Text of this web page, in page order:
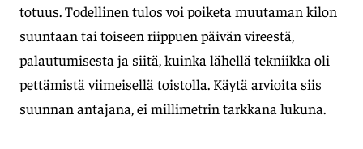
totuus. Todellinen tulos voi poiketa muutaman kilon
suuntaan tai toiseen riippuen päivän vireestä,
palautumisesta ja siitä, kuinka lähellä tekniikka oli
pettämistä viimeisellä toistolla. Käytä arvioita siis
suunnan antajana, ei millimetrin tarkkana lukuna.